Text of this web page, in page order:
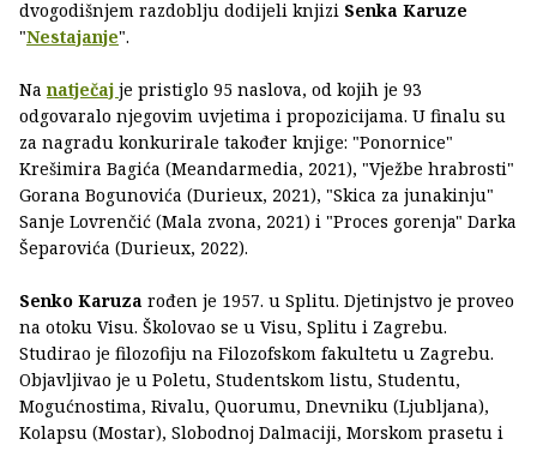
dvogodišnjem razdoblju dodijeli knjizi Senka Karuze
"Nestajanje".
Nanatječaj je pristiglo 95 naslova, od kojih je 93
odgovaralo njegovim uvjetima i propozicijama. U finalu su
za nagradu konkurirale također knjige: "Ponornice"
Krešimira Bagića (Meandarmedia, 2021), "Vježbe hrabrosti"
Gorana Bogunovića (Durieux, 2021), "Skica za junakinju"
Sanje Lovrenčić (Mala zvona, 2021) i "Proces gorenja" Darka
Šeparovića (Durieux, 2022).
Senko Karuza rođen je 1957. u Splitu. Djetinjstvo je proveo
na otoku Visu. Školovao se u Visu, Splitu i Zagrebu.
Studirao je filozofiju na Filozofskom fakultetu u Zagrebu.
Objavljivao je u Poletu, Studentskom listu, Studentu,
Mogućnostima, Rivalu, Quorumu, Dnevniku (Ljubljana),
Kolapsu (Mostar), Slobodnoj Dalmaciji, Morskom prasetu i